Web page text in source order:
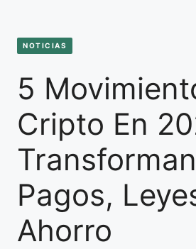
NOTICIAS
5
Cripto En
Transforman
Pagos,
Ahorro